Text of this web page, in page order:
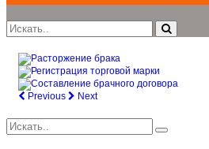
Previous Next